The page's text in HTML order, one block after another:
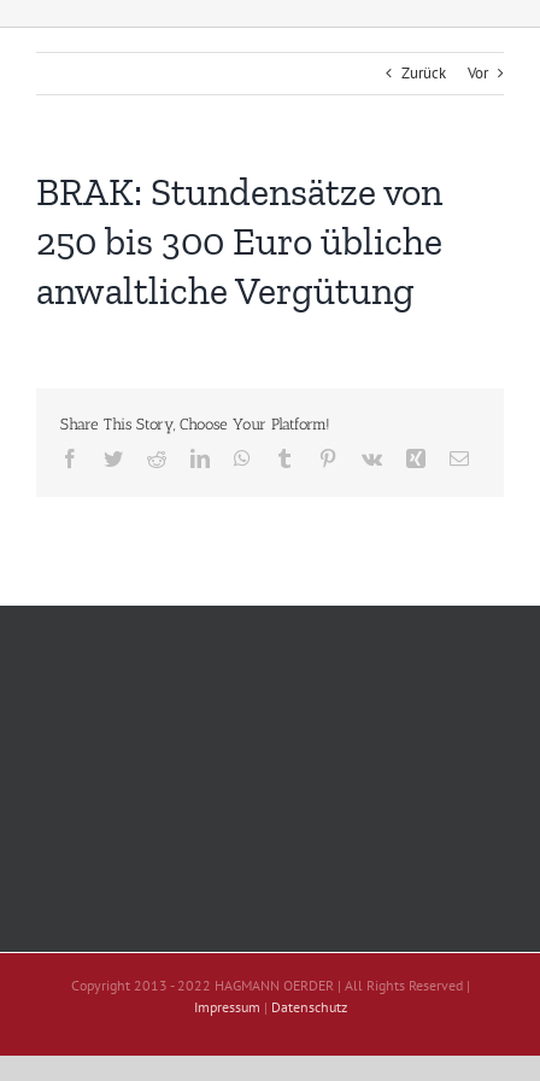
Zurück Vor
BRAK: Stundensätze von
250 bis 300 Euro übliche
anwaltliche Vergütung
Share This Story, Choose Your Platform!
Facebook
TwitterRedditLinkedInWhatsApp
Tumblr Pinterest
Vk Xing E-
Copyright 2013 - 2022 HAGMANN OERDER | All Rights Reserved |
Impressum | Datenschutz